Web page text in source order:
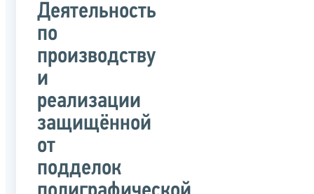
Деятельность
по
производству
и
реализации
защищённой
от
подделок